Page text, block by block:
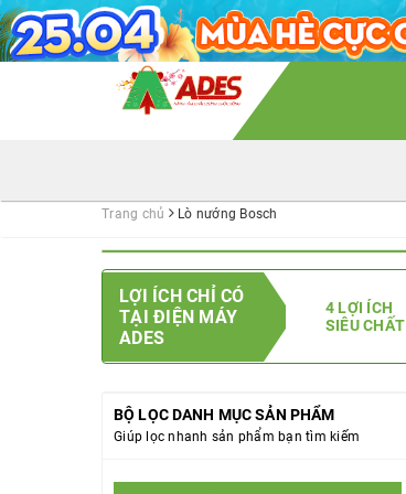
Trang chủ Lò nướng Bosch
LỢI ÍCH CHỈ CÓ
TẠI ĐIỆN MÁY
ADES
4 LỢI ÍCH
SIÊU CHẤT
BỘ LỌC DANH MỤC SẢN PHẨM
Giúp lọc nhanh sản phẩm bạn tìm kiếm